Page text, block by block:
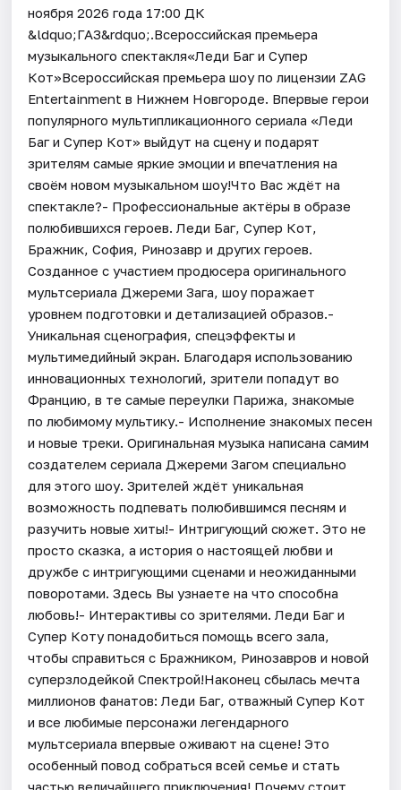
ноября 2026 года 17:00 ДК
&ldquo;ГАЗ&rdquo;.Всероссийская премьера
музыкального спектакля«Леди Баг и Супер
Кот»Всероссийская премьера шоу по лицензии ZAG
Entertainment в Нижнем Новгороде. Впервые герои
популярного мультипликационного сериала «Леди
Баг и Супер Кот» выйдут на сцену и подарят
зрителям самые яркие эмоции и впечатления на
своём новом музыкальном шоу!Что Вас ждёт на
спектакле?- Профессиональные актёры в образе
полюбившихся героев. Леди Баг, Супер Кот,
Бражник, София, Ринозавр и других героев.
Созданное с участием продюсера оригинального
мультсериала Джереми Зага, шоу поражает
уровнем подготовки и детализацией образов.-
Уникальная сценография, спецэффекты и
мультимедийный экран. Благодаря использованию
инновационных технологий, зрители попадут во
Францию, в те самые переулки Парижа, знакомые
по любимому мультику.- Исполнение знакомых песен
и новые треки. Оригинальная музыка написана самим
создателем сериала Джереми Загом специально
для этого шоу. Зрителей ждёт уникальная
возможность подпевать полюбившимся песням и
разучить новые хиты!- Интригующий сюжет. Это не
просто сказка, а история о настоящей любви и
дружбе с интригующими сценами и неожиданными
поворотами. Здесь Вы узнаете на что способна
любовь!- Интерактивы со зрителями. Леди Баг и
Супер Коту понадобиться помощь всего зала,
чтобы справиться с Бражником, Ринозавров и новой
суперзлодейкой Спектрой!Наконец сбылась мечта
миллионов фанатов: Леди Баг, отважный Супер Кот
и все любимые персонажи легендарного
мультсериала впервые оживают на сцене! Это
особенный повод собраться всей семье и стать
частью величайшего приключения! Почему стоит